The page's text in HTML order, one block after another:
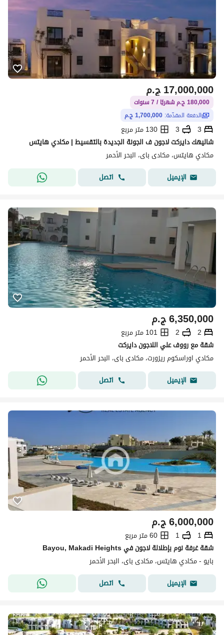
ج.م17,000,000
180,000 ج.م شهريًا / 7 سنوات
الدفعة المقدّمة: 1,700,000 ج.م
3
3
130 متر مربع
شاليهك دايركت لاجون ف الجونة الجديدة بالتقسيط | مكادي هايتس
مكادي هايتس، مكادى باى، البحر الأحمر
الإيميل
اتصل
ج.م6,350,000
2
2
101 متر مربع
شقة مع رووف علي اللاجون دايركت
مكادي اوراسكوم ريزورت، مكادى باى، البحر الأحمر
الإيميل
اتصل
ج.م6,000,000
1
1
60 متر مربع
شقة غرفة نوم بإطلالة لاجون في Bayou, Makadi Heights
بايو - مكادي هايتس، مكادى باى، البحر الأحمر
الإيميل
اتصل